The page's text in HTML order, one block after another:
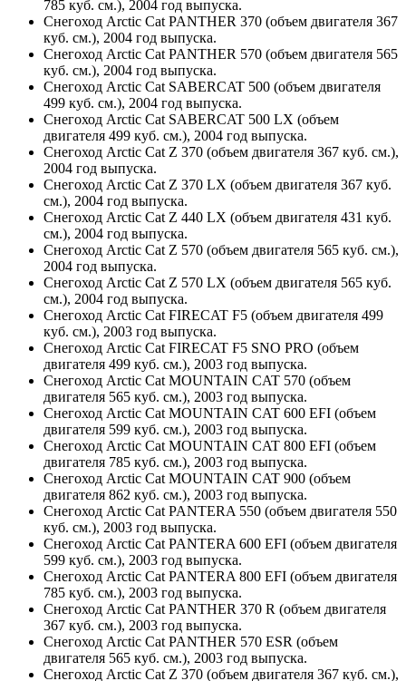
785 куб. см.), 2004 год выпуска.
Снегоход Arctic Cat PANTHER 370 (объем двигателя 367
куб. см.), 2004 год выпуска.
Снегоход Arctic Cat PANTHER 570 (объем двигателя 565
куб. см.), 2004 год выпуска.
Снегоход Arctic Cat SABERCAT 500 (объем двигателя
499 куб. см.), 2004 год выпуска.
Снегоход Arctic Cat SABERCAT 500 LX (объем
двигателя 499 куб. см.), 2004 год выпуска.
Снегоход Arctic Cat Z 370 (объем двигателя 367 куб. см.),
2004 год выпуска.
Снегоход Arctic Cat Z 370 LX (объем двигателя 367 куб.
см.), 2004 год выпуска.
Снегоход Arctic Cat Z 440 LX (объем двигателя 431 куб.
см.), 2004 год выпуска.
Снегоход Arctic Cat Z 570 (объем двигателя 565 куб. см.),
2004 год выпуска.
Снегоход Arctic Cat Z 570 LX (объем двигателя 565 куб.
см.), 2004 год выпуска.
Снегоход Arctic Cat FIRECAT F5 (объем двигателя 499
куб. см.), 2003 год выпуска.
Снегоход Arctic Cat FIRECAT F5 SNO PRO (объем
двигателя 499 куб. см.), 2003 год выпуска.
Снегоход Arctic Cat MOUNTAIN CAT 570 (объем
двигателя 565 куб. см.), 2003 год выпуска.
Снегоход Arctic Cat MOUNTAIN CAT 600 EFI (объем
двигателя 599 куб. см.), 2003 год выпуска.
Снегоход Arctic Cat MOUNTAIN CAT 800 EFI (объем
двигателя 785 куб. см.), 2003 год выпуска.
Снегоход Arctic Cat MOUNTAIN CAT 900 (объем
двигателя 862 куб. см.), 2003 год выпуска.
Снегоход Arctic Cat PANTERA 550 (объем двигателя 550
куб. см.), 2003 год выпуска.
Снегоход Arctic Cat PANTERA 600 EFI (объем двигателя
599 куб. см.), 2003 год выпуска.
Снегоход Arctic Cat PANTERA 800 EFI (объем двигателя
785 куб. см.), 2003 год выпуска.
Снегоход Arctic Cat PANTHER 370 R (объем двигателя
367 куб. см.), 2003 год выпуска.
Снегоход Arctic Cat PANTHER 570 ESR (объем
двигателя 565 куб. см.), 2003 год выпуска.
Снегоход Arctic Cat Z 370 (объем двигателя 367 куб. см.),